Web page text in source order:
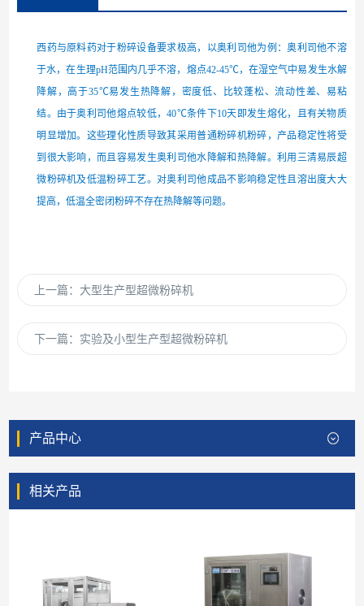
西药与原料药对于粉碎设备要求极高，以奥利司他为例：奥利司他不溶
于水，在生理pH范围内几乎不溶，熔点42-45℃，在湿空气中易发生水解
降解，高于35℃易发生热降解，密度低、比较蓬松、流动性差、易粘
结。由于奥利司他熔点较低，40℃条件下10天即发生熔化，且有关物质
明显增加。这些理化性质导致其采用普通粉碎机粉碎，产品稳定性将受
到很大影响，而且容易发生奥利司他水降解和热降解。利用三清易辰超
微粉碎机及低温粉碎工艺。对奥利司他成品不影响稳定性且溶出度大大
提高，低温全密闭粉碎不存在热降解等问题。
上一篇： 大型生产型超微粉碎机
下一篇： 实验及小型生产型超微粉碎机
产品中心
相关产品